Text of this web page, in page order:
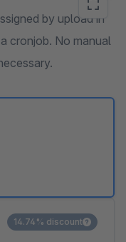
by upload in
cronjob. No manual
14.74% discount